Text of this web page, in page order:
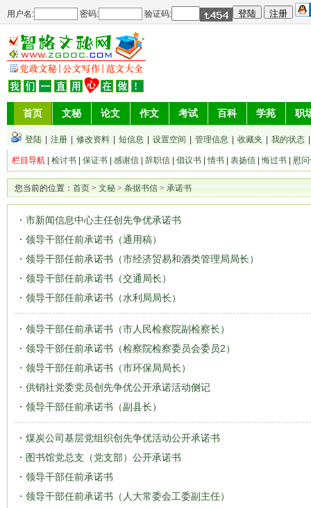
用户名: 密码: 验证码:
首页 文秘 论文 作文 考试 百科 学苑 职
登陆 注册 修改资料 短信息 设置空间 管理信息 收藏夹 我的状态
栏目导航 检讨书 保证书 感谢信 辞职信 倡议书 |情书 表扬信 悔过书 慰
您当前的位置： 首页 > 文秘 > 条据书信 > 承诺书
市新闻信息中心主任创先争优承诺书
领导干部任前承诺书（通用稿）
领导干部任前承诺书（市经济贸易和酒类管理局局长）
领导干部任前承诺书（交通局长）
领导干部任前承诺书（水利局局长）
领导干部任前承诺书（市人民检察院副检察长）
领导干部任前承诺书（检察院检察委员会委员2）
领导干部任前承诺书（市环保局局长）
供销社党委党员创先争优公开承诺活动侧记
领导干部任前承诺书（副县长）
煤炭公司基层党组织创先争优活动公开承诺书
图书馆党总支（党支部）公开承诺书
领导干部任前承诺书
领导干部任前承诺书（人大常委会工委副主任）